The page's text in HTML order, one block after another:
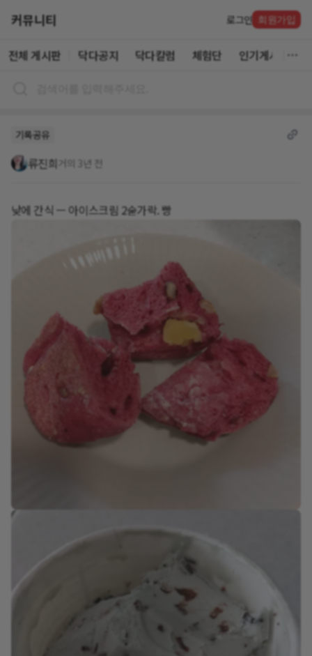
커뮤니티 로그인 회원가입
전체 게시판 닥다공지 닥다칼럼 체험단 인기게시글
기록공유
류진희 거의 3년 전
낮에 간식 ㅡ 아이스크림 2숟가락. 빵